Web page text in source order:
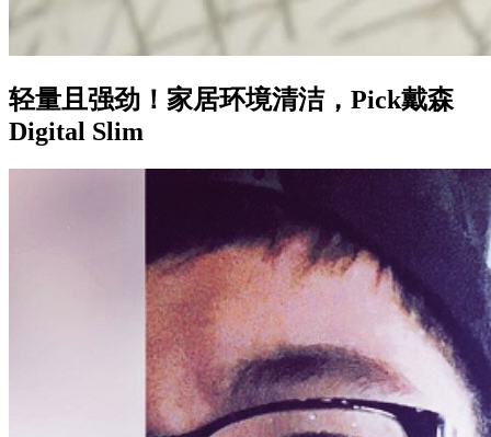
轻量且强劲！家居环境清洁，Pick戴森
Digital Slim